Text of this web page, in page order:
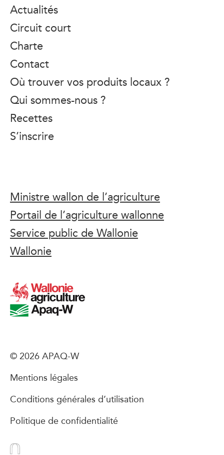
Actualités
Circuit court
Charte
Contact
Où trouver vos produits locaux ?
Qui sommes-nous ?
Recettes
S’inscrire
Ministre wallon de l’agriculture
Portail de l’agriculture wallonne
Service public de Wallonie
Wallonie
© 2026 APAQ-W
Mentions légales
Conditions générales d’utilisation
Politique de confidentialité